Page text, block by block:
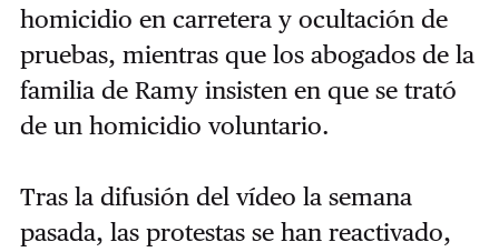
homicidio en carretera y ocultación de
pruebas, mientras que los abogados de la
familia de Ramy insisten en que se trató
de un homicidio voluntario.
Tras la difusión del vídeo la semana
pasada, las protestas se han reactivado,